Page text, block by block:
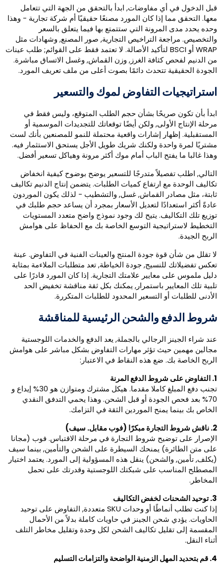
الدخول في أي مفاوضات, ابدأ بالتحقق من الجهة التي تتعامل
التحقق مما إذا كان المورد مصنعًا حقيقيًا أم شركة تجارية - وهذا
يحدد مدى المرونة التي ستتمتع بها فيما يتعلق بالسعر
مراجعة التراخيص التجارية, صور المصنع, وشهادات مثل
WRAP أو BSCI لتأكيد الأصالة. لا تعتمد فقط على القوائم; طلب عينات
الدنيم لفحص كثافة الغرز, وزن القماش, وغسل الاتساق مباشرة.
الحقيقية تتحدث دائمًا بصوت أعلى من ملف تعريف المورد.
التفاوض لموك والتسعير
بأن تكون صريحًا بشأن حجم الطلب المتوقع، وليس فقط في
الإنتاج الأولى, ولكن أيضًا توقعاتك للتجديدات الموسمية أو
إظهار إشارات واقعية محتملة للنمو للمصنعين بأنك لست
لمرة واحدة ولكنك شريك طويل الأجل يستحق الاستثمار فيه.
غالبا ما يفتح الباب أمام موك أكثر مرونة وهياكل تسعير أفضل.
اطلب تفصيلاً متدرجًا للتسعير يوضح بوضوح كيفية انخفاض
الوحدة مع ارتفاع كميات الطلبات. يتضمن إنتاج الدنيم تكاليف
مثل مصادر القماش, غسل, والتشطيب - لذلك يكون الموردون
أكثر استعدادًا لتعديل الأسعار بمجرد أن يساعد حجم طلبك في
تلك التكاليف. يتيح لك وجود نموذج واضح متعدد المستويات
لاستراتيجية التوسع الخاصة بك مع الحفاظ على هوامش
الجيدة.
تقلل من شأن قوة جودة المنتج والعينات الفنية في التفاوض. عينة
تفضيلاتك للنسيج, جودة الخياطة, تعد متطلبات الملاءمة بمثابة
ملموس على معايير علامتك التجارية. إذا كان المورد قادرًا على
تلك المعايير باستمرار, يمكنك بكل ثقة مناقشة تخفيض الحد
للطلبات أو التسعير المحدود للطلبات المتكررة.
الدفع والشحن الرئيسية للمناقشة
شراء الجينز الرجالي بالجملة, يعد الدفع والخدمات اللوجستية
مهمين حيث تؤثر مهارات التفاوض بشكل مباشر على هوامش
الخاصة بك. ضع هذه النقاط في الاعتبار:
تجنب دفع المبلغ كاملا مقدما. هيكل مشترك ومتوازن هو 30% إيداع و
70% بعد فحص الجودة أو قبل الشحن. وهذا يحمي التدفق النقدي
بك بينما يمنح الموردين الثقة في التزامك.
على توضيح شروط التجارة في مرحلة الاقتباس. فوب (مجانا
متن الطائرة) يمنحك السيطرة على الشحن والتأمين, بينما سيف
تأمين, والشحن) ينقل هذه المسؤولية إلى المورد. يعتمد اختيار
المناسب على شبكتك اللوجستية وقدرتك على تحمل
إذا كنت تطلب أنماطًا أو وحدات SKU متعددة, التفاوض على توحيد
يؤدي شحن الجينز في حاويات كاملة بدلاً من الأحمال
إلى تقليل تكاليف الشحن لكل وحدة وتقليل مخاطر التلف
النقل.